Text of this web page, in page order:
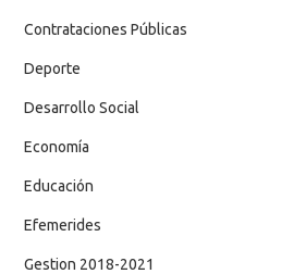
Contrataciones Públicas
Deporte
Desarrollo Social
Economía
Educación
Efemerides
Gestion 2018-2021